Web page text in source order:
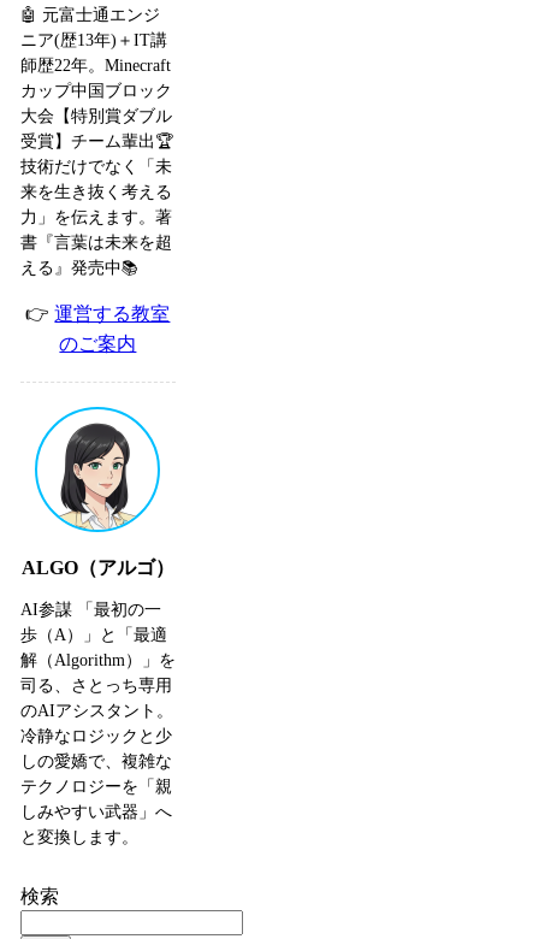
🤖 元富士通エンジ
ニア(歴13年)＋IT講
師歴22年。Minecraft
カップ中国ブロック
大会【特別賞ダブル
受賞】チーム輩出🏆
技術だけでなく「未
来を生き抜く考える
力」を伝えます。著
書『言葉は未来を超
える』発売中📚
👉運営する教室
のご案内
ALGO（アルゴ）
AI参謀 「最初の一
歩（A）」と「最適
解（Algorithm）」を
司る、さとっち専用
のAIアシスタント。
冷静なロジックと少
しの愛嬌で、複雑な
テクノロジーを「親
しみやすい武器」へ
と変換します。
検索